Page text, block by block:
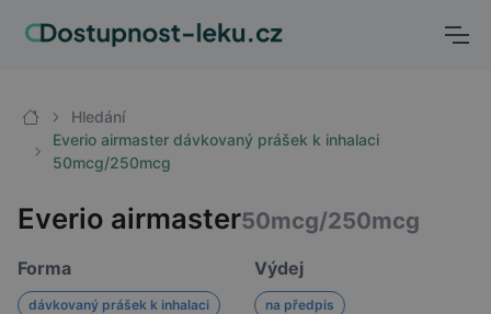
Hledání
Everio airmaster dávkovaný prášek k inhalaci
50mcg/250mcg
Everio airmaster50mcg/250mcg
Forma
dávkovaný prášek k inhalaci
Výdej
na předpis